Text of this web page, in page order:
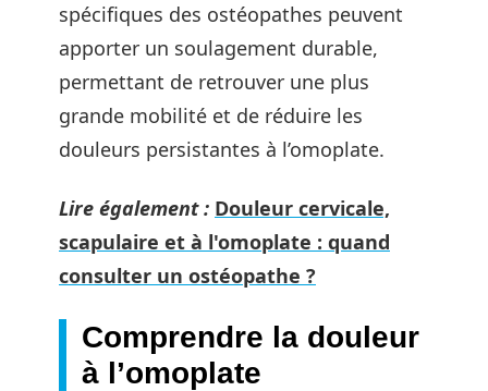
spécifiques des ostéopathes peuvent
apporter un soulagement durable,
permettant de retrouver une plus
grande mobilité et de réduire les
douleurs persistantes à l’omoplate.
Lire également : Douleur cervicale,
scapulaire et à l'omoplate : quand
consulter un ostéopathe ?
Comprendre la douleur
à l’omoplate